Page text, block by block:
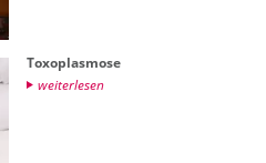
To­xo­plas­mo­se
wei­ter­le­sen